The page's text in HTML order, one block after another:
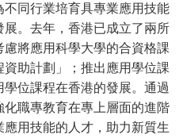
同行業培育具專業應用技能
。去年，香港已成立了兩所
將應用科學大學的合資格課
助計劃」；推出應用學位課
位課程在香港的發展。通過
職專教育在專上層面的進階
用技能的人才，助力新質生